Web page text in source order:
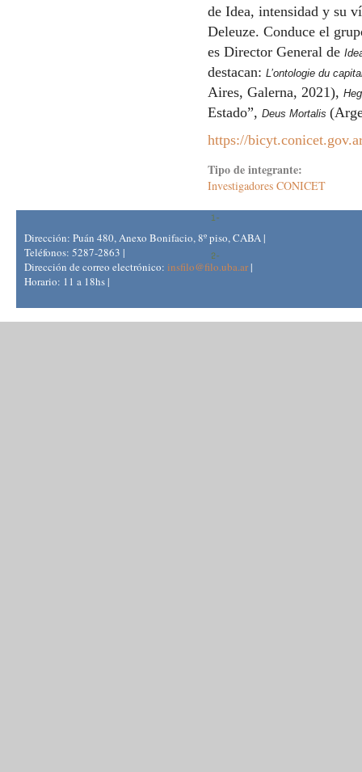
de Idea, intensidad y su
Deleuze. Conduce el
es Director General de
destacan: L’ontologie du
Aires, Galerna, 2021),
Estado”, Deus Mortalis
https://
Tipo de integrante:
Investigadores CONICET
Dirección: Puán 480, Anexo Bonifacio, 8º piso, CABA |
Teléfonos: 5287-2863 |
Dirección de correo electrónico: insfilo@filo.uba.ar|
Horario: 11 a 18hs |